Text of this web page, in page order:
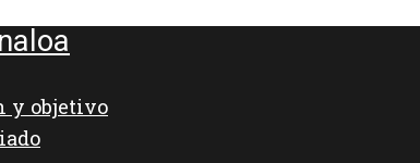
y objetivo